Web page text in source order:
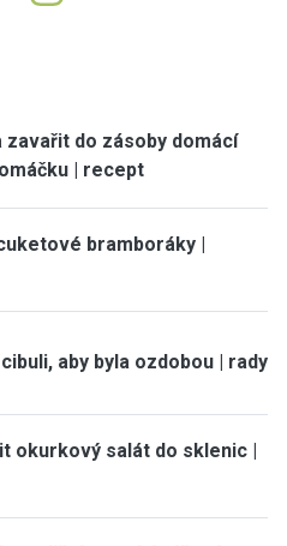
zavařit do zásoby domácí
| recept
bramboráky |
aby byla ozdobou | rady
okurkový salát do sklenic |